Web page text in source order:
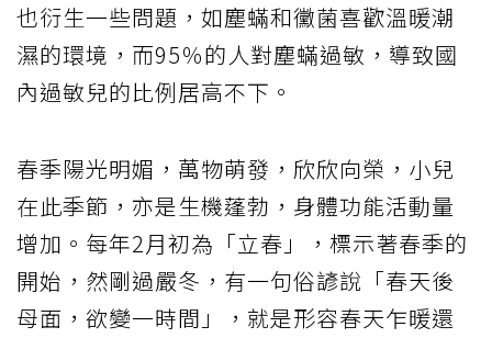
也衍生一些問題，如塵蟎和黴菌喜歡溫暖潮
濕的環境，而95％的人對塵蟎過敏，導致國
內過敏兒的比例居高不下。
春季陽光明媚，萬物萌發，欣欣向榮，小兒
在此季節，亦是生機蓬勃，身體功能活動量
增加。每年2月初為「立春」，標示著春季的
開始，然剛過嚴冬，有一句俗諺說「春天後
母面，欲變一時間」，就是形容春天乍暖還